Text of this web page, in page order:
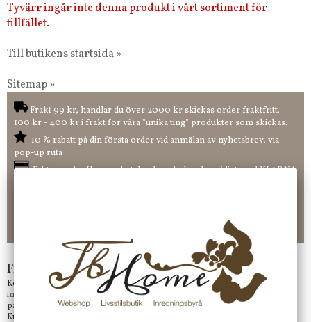
Tyvärr ingår inte denna produkt i vårt sortiment för
tillfället.
Till butikens startsida »
Sitemap »
Frakt 99 kr, handlar du över 2000 kr skickas order fraktfritt.
100 kr - 400 kr i frakt för våra "unika ting" produkter som skickas.
10 % rabatt på din första order vid anmälan av nyhetsbrev, via
pop-up ruta
Faktura 0 kr. Hos oss betalar du enkelt och smidigt med KLARNA
-ligt Tack för att just Du tittar in hos Jb Home!
Frågor?
Kontakta oss på
info@jbhome.se
Vi svarar
på mail så fort vi kan.
Kundtjänst telefontid öppet vardagar mellan 10.00 - 15.00